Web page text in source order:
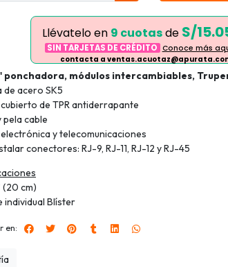
Llévatelo en 9 cuotasde S/
SIN TARJETAS DE CRÉDITO Conoce más
contacta a
ponchadora, módulos intercambiables,
de acero SK5
cubierto de TPR antiderrapante
pela cable
electrónica y telecomunicaciones
conectores: RJ-9, RJ-11, RJ-12 y RJ-45
cm)
individual Blíster
en: